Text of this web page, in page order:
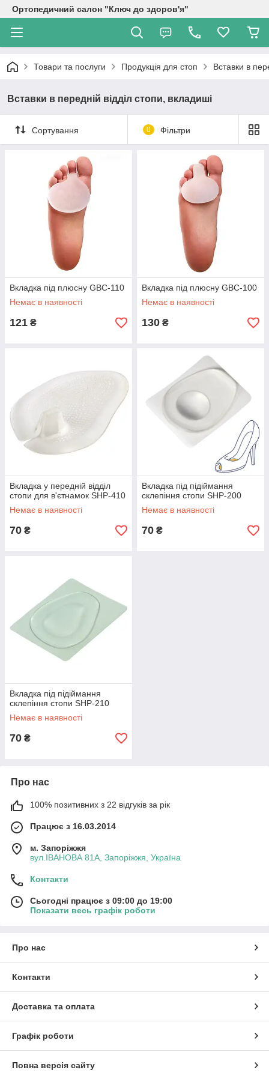
Ортопедичний салон "Ключ до здоров'я"
Товари та послуги Продукція для стоп Вставки в
Вставки в передній відділ стопи, вкладиші
Сортування 0 Фільтри
Вкладка під плюсну GBC-110
Немає в наявності
121 ₴
Вкладка під плюсну GBC-100
Немає в наявності
130 ₴
Вкладка у передній відділ
стопи для в'єтнамок SHP-410
Немає в наявності
70 ₴
Вкладка під підіймання
склепіння стопи SHP-200
Немає в наявності
70 ₴
Вкладка під підіймання
склепіння стопи SHP-210
Немає в наявності
70 ₴
Про нас
100% позитивних з 22 відгуків за рік
Працює з 16.03.2014
м. Запоріжжя
вул.ІВАНОВА 81А, Запоріжжя, Україна
Контакти
Сьогодні працює з 09:00 до 19:00
Показати весь графік роботи
Про нас
Контакти
Доставка та оплата
Графік роботи
Повна версія сайту